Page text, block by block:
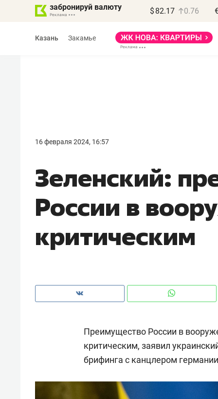
забронируй валюту $ 82.17 0.76
Казань Закамье
16 февраля 2024, 16:57
Зеленский:
России в
критическим
Преимущество России в
критическим, заявил
брифинга с канцлером германии
правил, бизнес может
потерять минимум
Как бизнесу выйти на зарубежные
чем интересен Оман?